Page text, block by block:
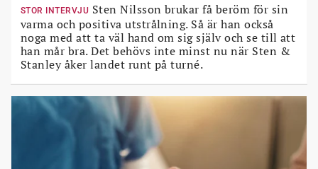
STOR INTERVJU Sten Nilsson brukar få beröm för sin
varma och positiva utstrålning. Så är han också
noga med att ta väl hand om sig själv och se till att
han mår bra. Det behövs inte minst nu när Sten &
Stanley åker landet runt på turné.